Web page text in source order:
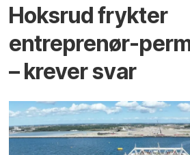
Hoksrud frykter
entreprenør-
– krever svar